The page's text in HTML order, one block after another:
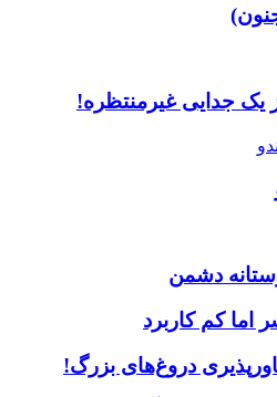
یک جدایی غیرمنتظره!
دشمن
اما کم کاربرد
دروغ‌های بزرگ!